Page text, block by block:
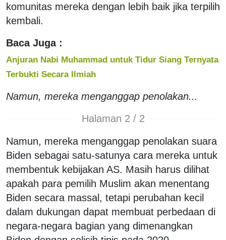
komunitas mereka dengan lebih baik jika terpilih
kembali.
Baca Juga :
Anjuran Nabi Muhammad untuk Tidur Siang Ternyata
Terbukti Secara Ilmiah
Namun, mereka menganggap penolakan...
Halaman 2 / 2
Namun, mereka menganggap penolakan suara
Biden sebagai satu-satunya cara mereka untuk
membentuk kebijakan AS. Masih harus dilihat
apakah para pemilih Muslim akan menentang
Biden secara massal, tetapi perubahan kecil
dalam dukungan dapat membuat perbedaan di
negara-negara bagian yang dimenangkan